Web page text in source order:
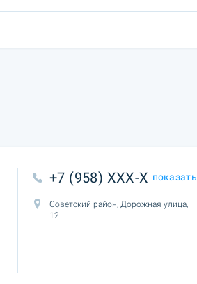
+7 (958) XXX-X показать
Советский район, Дорожная улица,
12